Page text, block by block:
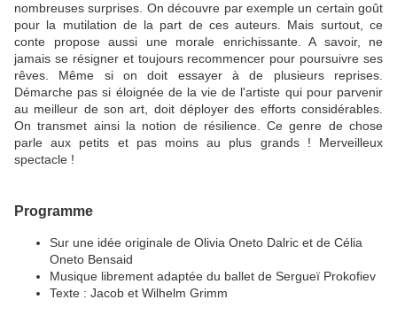
nombreuses surprises. On découvre par exemple un certain goût
pour la mutilation de la part de ces auteurs. Mais surtout, ce
conte propose aussi une morale enrichissante. A savoir, ne
jamais se résigner et toujours recommencer pour poursuivre ses
rêves. Même si on doit essayer à de plusieurs reprises.
Démarche pas si éloignée de la vie de l'artiste qui pour parvenir
au meilleur de son art, doit déployer des efforts considérables.
On transmet ainsi la notion de résilience. Ce genre de chose
parle aux petits et pas moins au plus grands ! Merveilleux
spectacle !
Programme
Sur une idée originale de Olivia Oneto Dalric et de Célia
Oneto Bensaid
Musique librement adaptée du ballet de Sergueï Prokofiev
Texte : Jacob et Wilhelm Grimm